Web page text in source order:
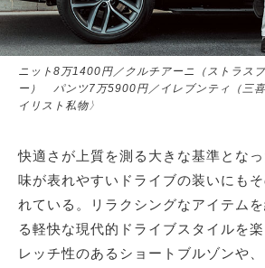
ニット8万1400円／クルチアーニ（ストラス
ー） パンツ7万5900円／イレブンティ（三
イリスト私物〉
快適さが上質を測る大きな基準とな
味が表れやすいドライブの装いにも
れている。リラクシングなアイテム
る軽快な現代的ドライブスタイルを
レッチ性のあるショートブルゾンや